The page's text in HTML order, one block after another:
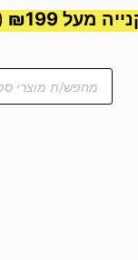
מעל ₪199
Products
search